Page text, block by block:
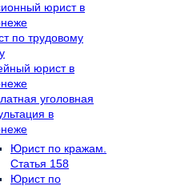
юрист в
по трудовому
юрист в
уголовная
в
Юрист по кражам.
Статья 158
Юрист по